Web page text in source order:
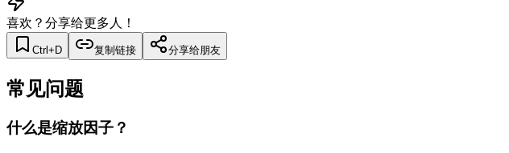
喜欢？分享给更多人！
Ctrl+D 复制链接 分享给朋友
常见问题
什么是缩放因子？